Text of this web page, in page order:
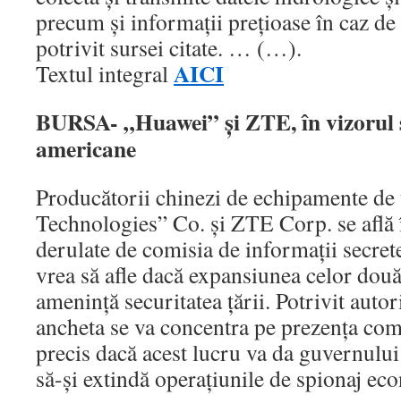
precum şi informaţii preţioase în caz
potrivit sursei citate. … (…).
Textul integralAICI
BURSA- „Huawei” şi ZTE, în
americane
Producătorii chinezi de echipamente
Technologies” Co. şi ZTE Corp. se
derulate de comisia de informaţii
vrea să afle dacă expansiunea celor
ameninţă securitatea ţării. Potrivit
ancheta se va concentra pe prezenţa
precis dacă acest lucru va da
să-şi extindă operaţiunile de spionaj